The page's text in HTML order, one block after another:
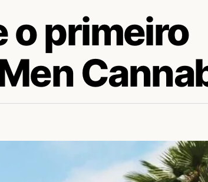
o primeiro